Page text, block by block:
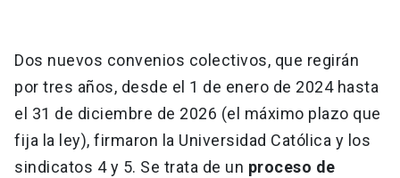
Dos nuevos convenios colectivos, que regirán
por tres años, desde el 1 de enero de 2024 hasta
el 31 de diciembre de 2026 (el máximo plazo que
fija la ley), firmaron la Universidad Católica y los
sindicatos 4 y 5. Se trata de un proceso de